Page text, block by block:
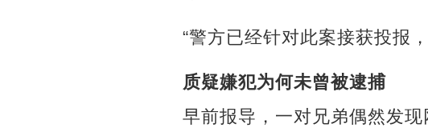
“警方已经针对此案接获投报
质疑嫌犯为何未曾被逮捕
早前报导，一对兄弟偶然发